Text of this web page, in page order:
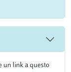
un link a questo